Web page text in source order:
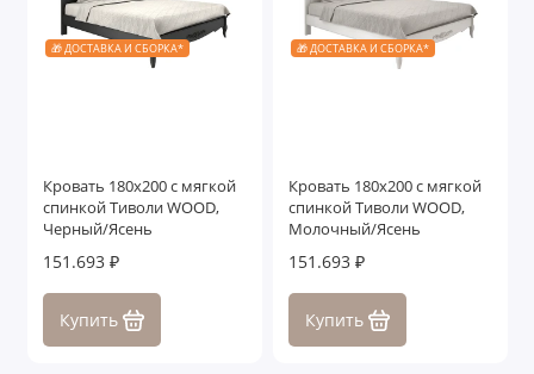
🎁 ДОСТАВКА И СБОРКА*
Кровать 180x200 с мягкой
спинкой Тиволи WOOD,
Черный/Ясень
151.693 ₽
Купить
🎁 ДОСТАВКА И СБОРКА*
Кровать 180x200 с мягкой
спинкой Тиволи WOOD,
Молочный/Ясень
151.693 ₽
Купить